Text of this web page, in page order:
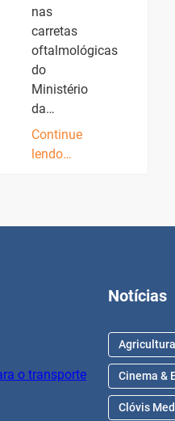
nas
carretas
oftalmológicas
do
Ministério
da…
Continue
lendo…
o transporte
Notícias
Agricultura
Cinema &
Clóvis